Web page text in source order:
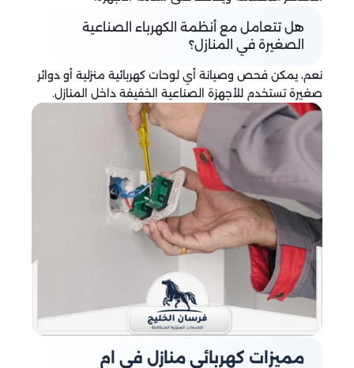
هل تتعامل مع أنظمة الكهرباء الصناعية
الصغيرة في المنازل؟
نعم، يمكن فحص وصيانة أي لوحات كهربائية منزلية أو دوائر
صغيرة تستخدم للأجهزة الصناعية الخفيفة داخل المنازل.
مميزات كهربائي منازل في ام